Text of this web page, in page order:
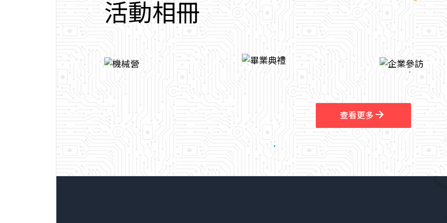
活動相冊
查看更多